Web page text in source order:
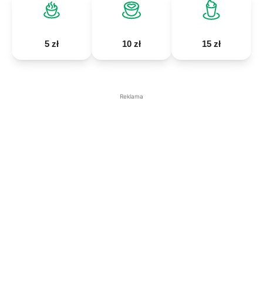
5 zł 10 zł 15 zł
Reklama